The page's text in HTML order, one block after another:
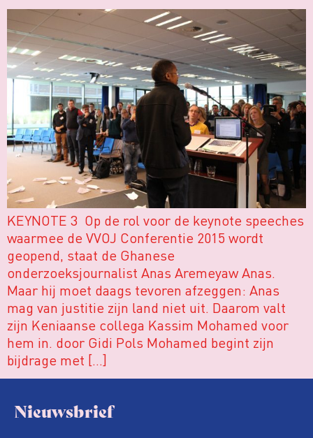
KEYNOTE 3 Op de rol voor de keynote speeches
waarmee de VVOJ Conferentie 2015 wordt
geopend, staat de Ghanese
onderzoeksjournalist Anas Aremeyaw Anas.
Maar hij moet daags tevoren afzeggen: Anas
mag van justitie zijn land niet uit. Daarom valt
zijn Keniaanse collega Kassim Mohamed voor
hem in. door Gidi Pols Mohamed begint zijn
bijdrage met […]
Nieuwsbrief